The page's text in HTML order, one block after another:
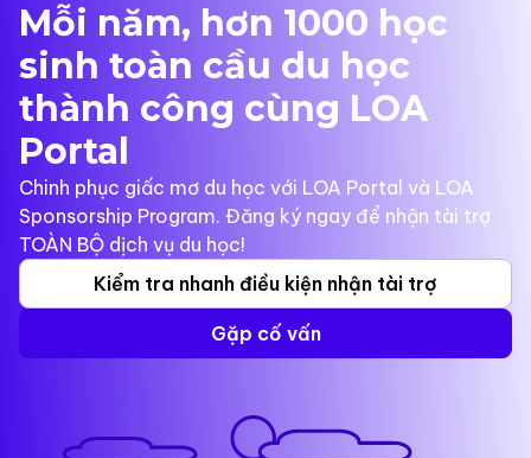
Mỗi năm, hơn 1000 học
sinh toàn cầu du học
thành công cùng LOA
Portal
Chinh phục giấc mơ du học với LOA Portal và LOA
Sponsorship Program. Đăng ký ngay để nhận tài trợ
TOÀN BỘ dịch vụ du học!
Kiểm tra nhanh điều kiện nhận tài trợ
Gặp cố vấn